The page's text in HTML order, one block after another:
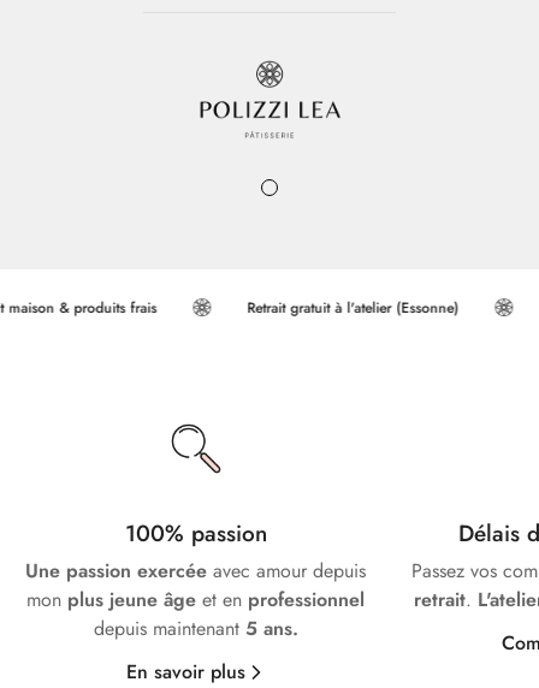
& produits frais Retrait gratuit à l'atelier (Essonne)
100% passion
Une passion exercée avec amour depuis
mon plus jeune âge et en professionnel
depuis maintenant 5 ans.
En savoir plus
Délais
Passez vos
retrait.